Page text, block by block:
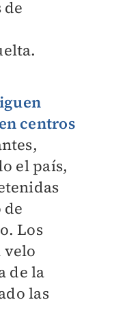
de
centros
el país,
Los
velo
de la
las